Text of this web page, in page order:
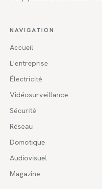
NAVIGATION
Accueil
L'entreprise
Électricité
Vidéosurveillance
Sécurité
Réseau
Domotique
Audiovisuel
Magazine